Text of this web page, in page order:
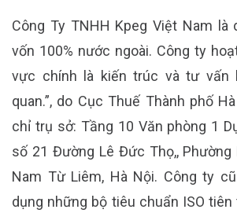
Công Ty TNHH Kpeg Việt Nam là
vốn 100% nước ngoài. Công ty
vực chính là kiến trúc và tư vấn
quan.”, do Cục Thuế Thành phố
chỉ trụ sở: Tầng 10 Văn phòng 1
số 21 Đường Lê Đức Thọ,, Phường
Nam Từ Liêm, Hà Nội. Công ty
dụng những bộ tiêu chuẩn ISO